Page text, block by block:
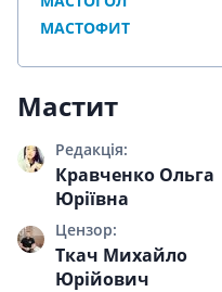
МАСТОФИТ
Мастит
Редакція:
Кравченко Ольга
Юріївна
Цензор:
Ткач Михайло
Юрійович